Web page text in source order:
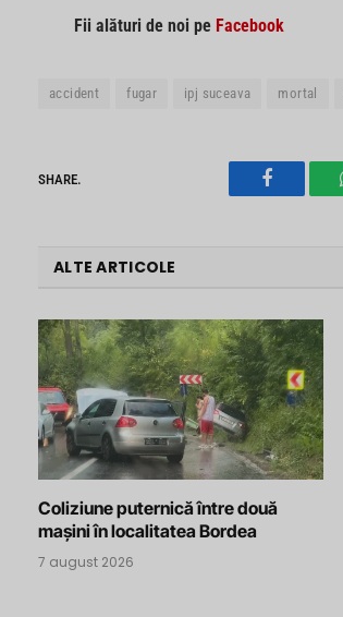
Fii alături de noi pe Facebook
accident fugar ipj suceava mortal
SHARE.
Facebook
ALTE ARTICOLE
Coliziune puternică între două
mașini în localitatea Bordea
7 august 2026